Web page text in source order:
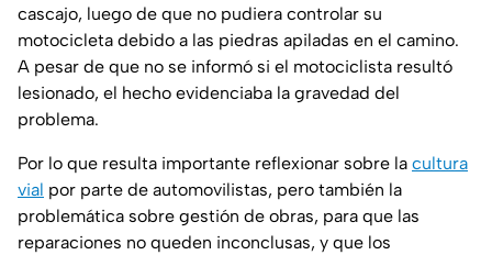
cascajo, luego de que no pudiera controlar su
motocicleta debido a las piedras apiladas en el camino.
A pesar de que no se informó si el motociclista resultó
lesionado, el hecho evidenciaba la gravedad del
problema.
Por lo que resulta importante reflexionar sobre la cultura
vial por parte de automovilistas, pero también la
problemática sobre gestión de obras, para que las
reparaciones no queden inconclusas, y que los